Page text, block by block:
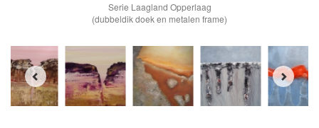
Serie Laagland Opperlaag
(dubbeldik doek en metalen frame)